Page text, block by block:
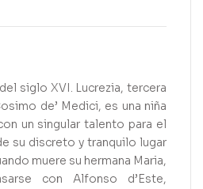
siglo XVI. Lucrezia, tercera
de’ Medici, es una niña
un singular talento para el
su discreto y tranquilo lugar
muere su hermana Maria,
con Alfonso d’Este,